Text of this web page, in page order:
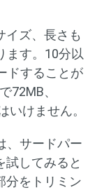
イズ、長さも
ます。10分以
ドすることが
72MB、
いけません。
、サードパー
試してみると
分をトリミン